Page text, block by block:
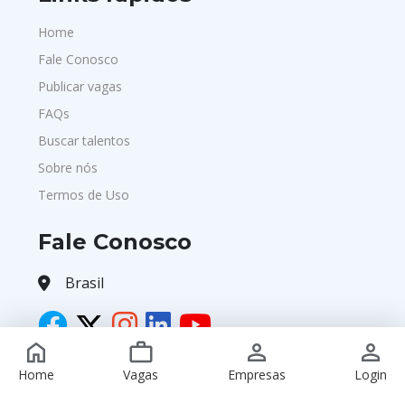
Home Vagas Empresas Login
Home
Fale Conosco
Publicar vagas
FAQs
Buscar talentos
Sobre nós
Termos de Uso
Fale Conosco
Brasil